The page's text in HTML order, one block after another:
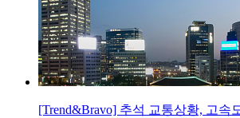
[Trend&Bravo] 추석 교통상황, 고속